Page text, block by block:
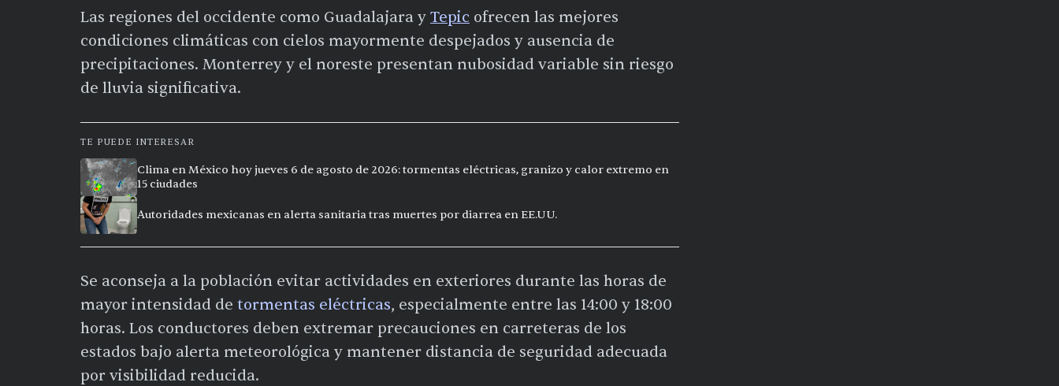
Las regiones del occidente como Guadalajara y Tepic ofrecen las mejores
condiciones climáticas con cielos mayormente despejados y ausencia de
precipitaciones. Monterrey y el noreste presentan nubosidad variable sin riesgo
de lluvia significativa.
TE PUEDE INTERESAR
Clima en México hoy jueves 6 de agosto de 2026: tormentas eléctricas, granizo y calor extremo en
15 ciudades
Autoridades mexicanas en alerta sanitaria tras muertes por diarrea en EE.UU.
Se aconseja a la población evitar actividades en exteriores durante las horas de
mayor intensidad de tormentas eléctricas, especialmente entre las 14:00 y 18:00
horas. Los conductores deben extremar precauciones en carreteras de los
estados bajo alerta meteorológica y mantener distancia de seguridad adecuada
por visibilidad reducida.